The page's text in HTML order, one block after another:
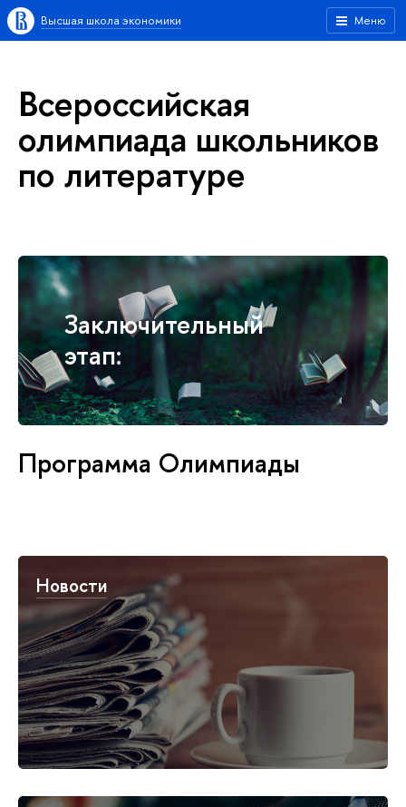
Меню
Высшая школа экономики
Всероссийская
олимпиада школьников
по литературе
Заключительный
этап:
Программа Олимпиады
Новости